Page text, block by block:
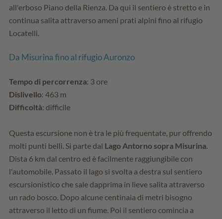
all'erboso Piano della Rienza. Da qui il sentiero è stretto e in
continua salita attraverso ameni prati alpini fino al rifugio
Locatelli.
Da Misurina fino al rifugio Auronzo
Tempo di percorrenza: 3 ore
Dislivello: 463 m
Difficoltà: difficile
Questa escursione non è tra le più frequentate, pur offrendo
molti punti belli. Si parte dal Lago Antorno sopra Misurina.
Dista 6 km dal centro ed è facilmente raggiungibile con
l'automobile. Passato il lago si svolta a destra sul sentiero
escursionistico che sale dapprima in lieve salita attraverso
un rado bosco. Dopo alcune centinaia di metri bisogno
attraverso il letto di un fiume. Poi il sentiero comincia a